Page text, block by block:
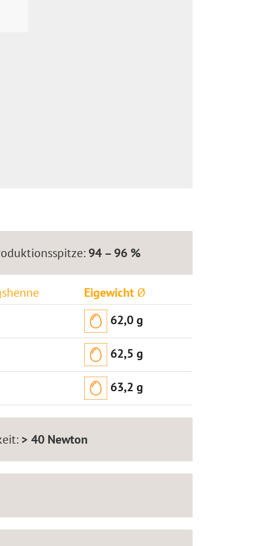
94 – 96 %
Eigewicht Ø
62,0 g
62,5 g
63,2 g
> 40 Newton